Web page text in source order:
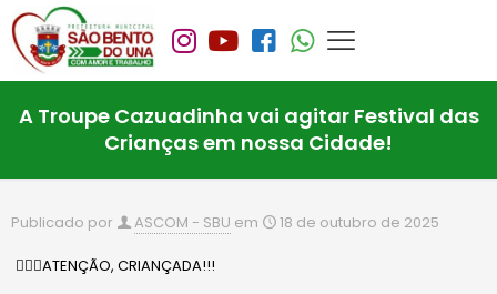
A Troupe Cazuadinha vai agitar Festival das
Crianças em nossa Cidade!
Publicado por ASCOM - SBU em 18 de outubro de 2025
💂🏻‍♂️ATENÇÃO, CRIANÇADA!!!